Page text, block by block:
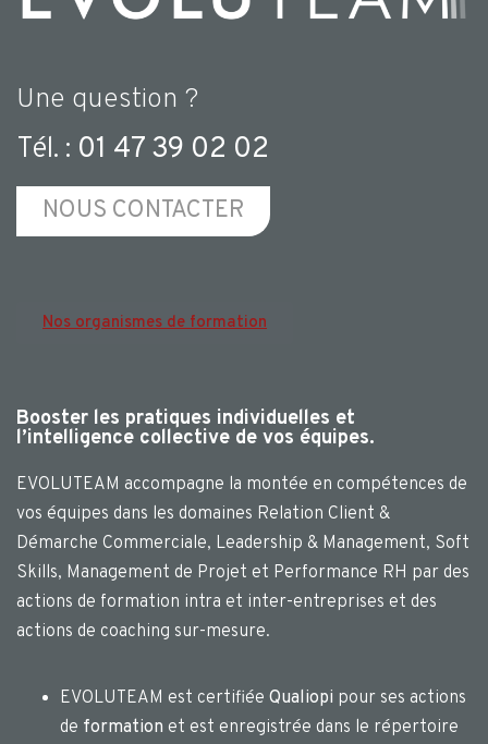
Une question ?
Tél. : 01 47 39 02 02
NOUS CONTACTER
Nos organismes de formation
Booster les pratiques individuelles et
l’intelligence collective de vos équipes.
EVOLUTEAM accompagne la montée en compétences de
vos équipes dans les domaines Relation Client &
Démarche Commerciale, Leadership & Management, Soft
Skills, Management de Projet et Performance RH par des
actions de formation intra et inter-entreprises et des
actions de coaching sur-mesure.
EVOLUTEAM est certifiée Qualiopi pour ses actions
de formation et est enregistrée dans le répertoire